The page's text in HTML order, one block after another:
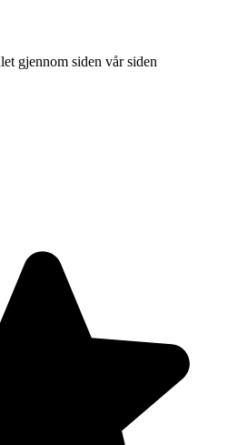
gjennom siden vår siden